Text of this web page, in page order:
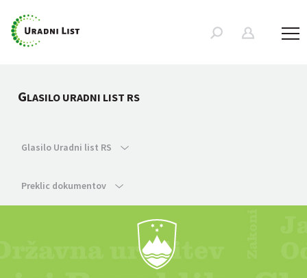
GLASILO URADNI LIST RS
Glasilo Uradni list RS
Preklic dokumentov